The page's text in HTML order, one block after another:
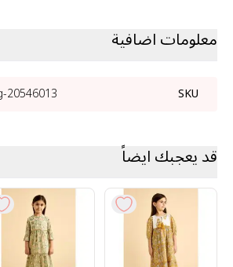
معلومات اضافية
SKU
20546013-config
قد يعجبك ايضاً